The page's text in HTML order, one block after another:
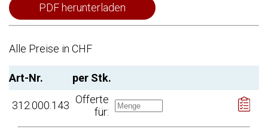
PDF herunterladen
Alle Preise in CHF
Art-Nr. per Stk.
312.000.143 Offerte
für: